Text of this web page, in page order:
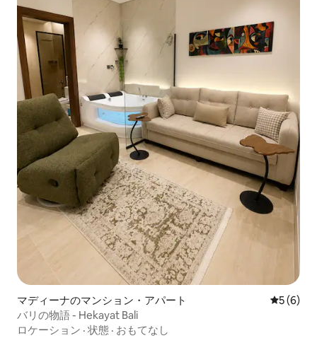
マディーナのマンション・アパート レビュー
5 (6)
バリの物語 - Hekayat Bali
ロケーション · 状態 · おもてなし